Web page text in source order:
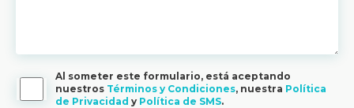
Al someter este formulario, está aceptando
nuestros Términos y Condiciones, nuestra Política
de Privacidad y Política de SMS.